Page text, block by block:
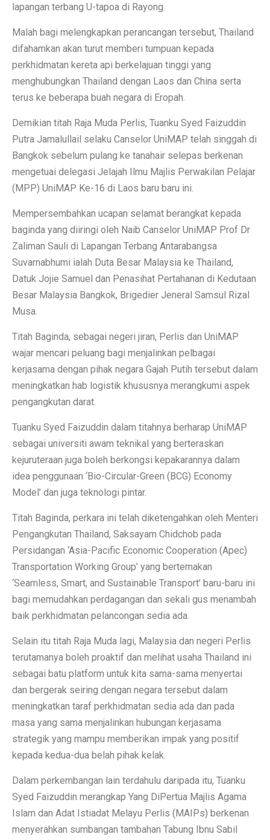
lapangan terbang U-tapoa di Rayong.
Malah bagi melengkapkan perancangan tersebut, Thailand
difahamkan akan turut memberi tumpuan kepada
perkhidmatan kereta api berkelajuan tinggi yang
menghubungkan Thailand dengan Laos dan China serta
terus ke beberapa buah negara di Eropah.
Demikian titah Raja Muda Perlis, Tuanku Syed Faizuddin
Putra Jamalullail selaku Canselor UniMAP telah singgah di
Bangkok sebelum pulang ke tanahair selepas berkenan
mengetuai delegasi Jelajah Ilmu Majlis Perwakilan Pelajar
(MPP) UniMAP Ke-16 di Laos baru baru ini.
Mempersembahkan ucapan selamat berangkat kepada
baginda yang diiringi oleh Naib Canselor UniMAP Prof Dr
Zaliman Sauli di Lapangan Terbang Antarabangsa
Suvarnabhumi ialah Duta Besar Malaysia ke Thailand,
Datuk Jojie Samuel dan Penasihat Pertahanan di Kedutaan
Besar Malaysia Bangkok, Brigedier Jeneral Samsul Rizal
Musa.
Titah Baginda, sebagai negeri jiran, Perlis dan UniMAP
wajar mencari peluang bagi menjalinkan pelbagai
kerjasama dengan pihak negara Gajah Putih tersebut dalam
meningkatkan hab logistik khususnya merangkumi aspek
pengangkutan darat.
Tuanku Syed Faizuddin dalam titahnya berharap UniMAP
sebagai universiti awam teknikal yang berteraskan
kejuruteraan juga boleh berkongsi kepakarannya dalam
idea penggunaan ‘Bio-Circular-Green (BCG) Economy
Model’ dan juga teknologi pintar.
Titah Baginda, perkara ini telah diketengahkan oleh Menteri
Pengangkutan Thailand, Saksayam Chidchob pada
Persidangan ‘Asia-Pacific Economic Cooperation (Apec)
Transportation Working Group’ yang bertemakan
‘Seamless, Smart, and Sustainable Transport’ baru-baru ini
bagi memudahkan perdagangan dan sekali gus menambah
baik perkhidmatan pelancongan sedia ada.
Selain itu titah Raja Muda lagi, Malaysia dan negeri Perlis
terutamanya boleh proaktif dan melihat usaha Thailand ini
sebagai batu platform untuk kita sama-sama menyertai
dan bergerak seiring dengan negara tersebut dalam
meningkatkan taraf perkhidmatan sedia ada dan pada
masa yang sama menjalinkan hubungan kerjasama
strategik yang mampu memberikan impak yang positif
kepada kedua-dua belah pihak kelak.
Dalam perkembangan lain terdahulu daripada itu, Tuanku
Syed Faizuddin merangkap Yang DiPertua Majlis Agama
Islam dan Adat Istiadat Melayu Perlis (MAIPs) berkenan
menyerahkan sumbangan tambahan Tabung Ibnu Sabil